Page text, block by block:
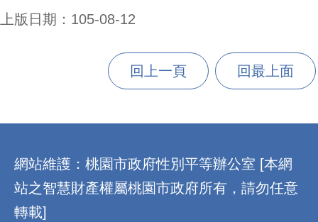
上版日期：105-08-12
回上一頁 回最上面
網站維護：桃園市政府性別平等辦公室 [本網
站之智慧財產權屬桃園市政府所有，請勿任意
轉載]